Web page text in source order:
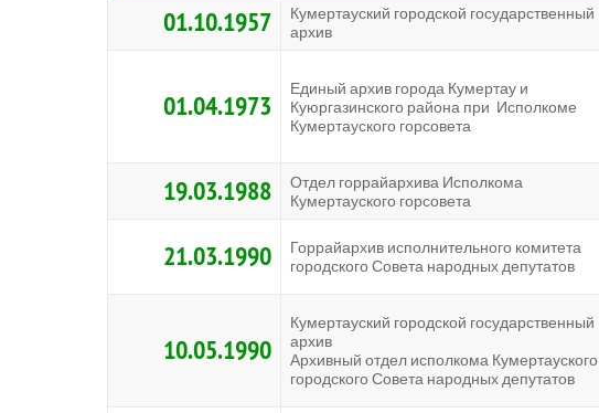
01.10.1957
Кумертауский городской государственный
архив
01.04.1973
Единый архив города Кумертау и
Куюргазинского района при Исполкоме
Кумертауского горсовета
19.03.1988
Отдел горрайархива Исполкома
Кумертауского горсовета
21.03.1990
Горрайархив исполнительного комитета
городского Совета народных депутатов
10.05.1990
Кумертауский городской государственный
архив
Архивный отдел исполкома Кумертауского
городского Совета народных депутатов